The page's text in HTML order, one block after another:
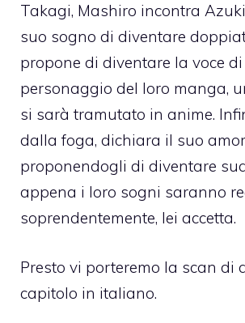
Takagi, Mashiro incontra
suo sogno di diventare
propone di diventare la voce
personaggio del loro manga,
si sarà tramutato in anime.
dalla foga, dichiara il suo
proponendogli di diventare
appena i loro sogni saranno
soprendentemente, lei accetta.
Presto vi porteremo la scan di
capitolo in italiano.